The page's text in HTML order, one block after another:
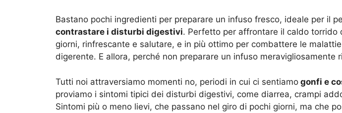
Bastano pochi ingredienti per preparare un infuso fresco, ideale per il
contrastare i disturbi digestivi. Perfetto per affrontare il caldo torrido
giorni, rinfrescante e salutare, e in più ottimo per combattere le malattie
digerente. E allora, perché non preparare un infuso meravigliosamente
Tutti noi attraversiamo momenti no, periodi in cui ci sentiamo gonfi e
proviamo i sintomi tipici dei disturbi digestivi, come diarrea, crampi
Sintomi più o meno lievi, che passano nel giro di pochi giorni, ma che